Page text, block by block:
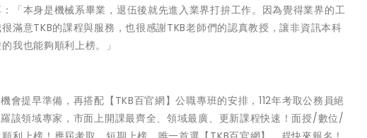
「本身是機械系畢業，退伍後就先進入業界打拚工作。因為覺得業界的工
滿意TKB的課程與服務，也很感謝TKB老師們的認真教授，讓非資訊本科
我也能夠順利上榜。」
會提早準備，再搭配【TKB百官網】公職專班的安排，112年考取公務員絕
該領域專家，市面上開課最齊全、領域最廣、更新課程快速！面授/數位/